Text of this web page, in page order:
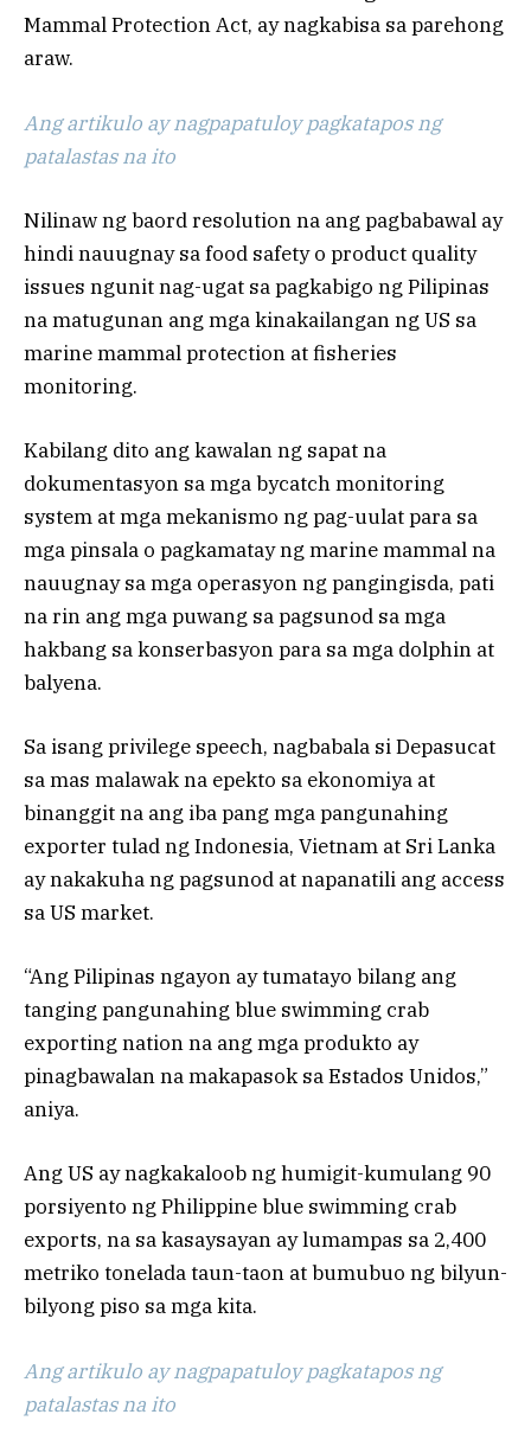
Mammal Protection Act, ay nagkabisa sa parehong
araw.
Ang artikulo ay nagpapatuloy pagkatapos ng
patalastas na ito
Nilinaw ng baord resolution na ang pagbabawal ay
hindi nauugnay sa food safety o product quality
issues ngunit nag-ugat sa pagkabigo ng Pilipinas
na matugunan ang mga kinakailangan ng US sa
marine mammal protection at fisheries
monitoring.
Kabilang dito ang kawalan ng sapat na
dokumentasyon sa mga bycatch monitoring
system at mga mekanismo ng pag-uulat para sa
mga pinsala o pagkamatay ng marine mammal na
nauugnay sa mga operasyon ng pangingisda, pati
na rin ang mga puwang sa pagsunod sa mga
hakbang sa konserbasyon para sa mga dolphin at
balyena.
Sa isang privilege speech, nagbabala si Depasucat
sa mas malawak na epekto sa ekonomiya at
binanggit na ang iba pang mga pangunahing
exporter tulad ng Indonesia, Vietnam at Sri Lanka
ay nakakuha ng pagsunod at napanatili ang access
sa US market.
“Ang Pilipinas ngayon ay tumatayo bilang ang
tanging pangunahing blue swimming crab
exporting nation na ang mga produkto ay
pinagbawalan na makapasok sa Estados Unidos,”
aniya.
Ang US ay nagkakaloob ng humigit-kumulang 90
porsiyento ng Philippine blue swimming crab
exports, na sa kasaysayan ay lumampas sa 2,400
metriko tonelada taun-taon at bumubuo ng bilyun-
bilyong piso sa mga kita.
Ang artikulo ay nagpapatuloy pagkatapos ng
patalastas na ito